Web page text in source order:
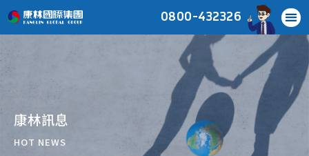
0800-432326
康林訊息
HOT NEWS